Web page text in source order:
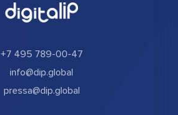
+7 495 789-00-47
info@dip.global
pressa@dip.global